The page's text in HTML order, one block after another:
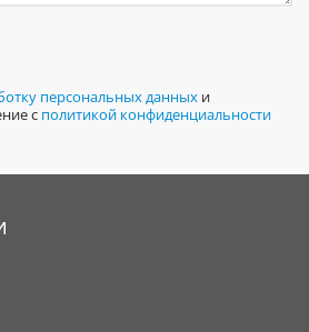
персональных данных и
с политикой конфиденциальности